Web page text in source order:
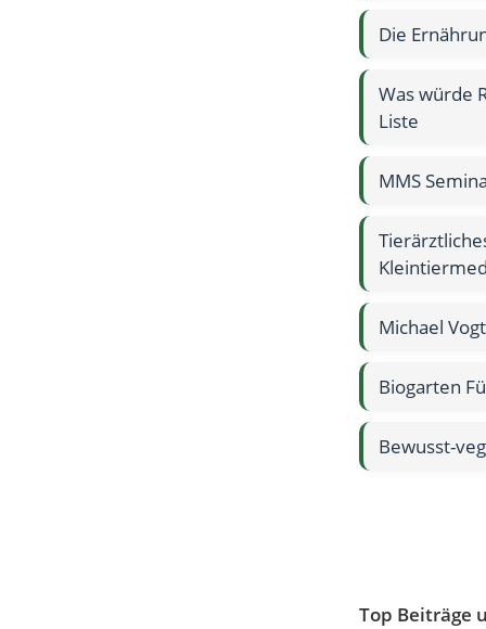
Die
Was würde
Liste
MMS
Michael
Biogarten
Bewusst-
Top Beiträge